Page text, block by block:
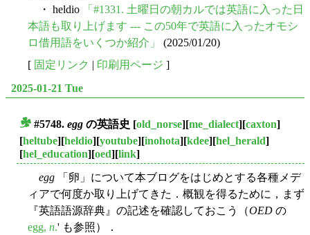
・ heldio
「#1331. 土曜日の朝カルでは英語に入った日
本語も取り上げます --- この50年で英語に入ったオモシ
ロ借用語をいくつか紹介」
(2025/01/20)
[ 固定リンク | 印刷用ページ ]
2025-01-21 Tue
#5748. egg の英語史 [old_norse][me_dialect][caxton]
[heltube][heldio][youtube][inohota][kdee][hel_herald]
[hel_education][oed][link]
egg 「卵」について本ブログをはじめとする各種メデ
ィアで何度か取り上げてきた．概観を得るために，まず
『英語語源辞典』の記述を確認しておこう（OED の
egg, n.' も参照）．